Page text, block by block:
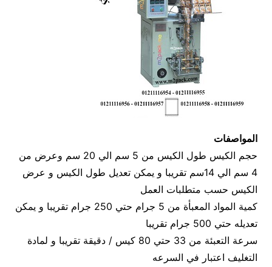
المواصفات
حجم الكيس طول الكيس من 5 سم الي 20 سم وعرض من
4 سم الي 14سم تقريبا و يمكن تعديل طول الكيس و عرض
الكيس حسب متطلبات العمل
كمية المواد المعبأة من 5 جرام حتي 250 جرام تقريبا و يمكن
تعديله حتي 500 جرام تقريبا
سرعة التعبئة من 33 حتي 80 كيس / دقيقة تقريبا و لمادة
التغليف اعتبار في السرعه